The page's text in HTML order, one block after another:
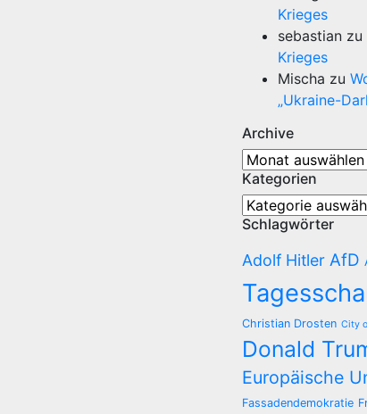
Krieges
sebastian zu
Krieges
Mischa zu
„Ukraine-
Archive
Archive
Kategorien
Kategorien
Schlagwörter
Adolf Hitler AfD
Christian Drosten City
Donald
Europäische
Fassadendemokratie